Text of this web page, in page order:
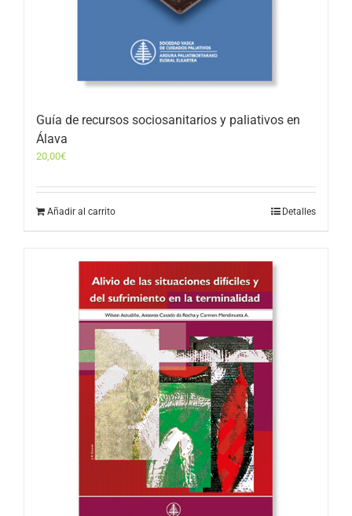
Guía de recursos sociosanitarios y paliativos en
Álava
20,00€
Añadir al carrito Detalles